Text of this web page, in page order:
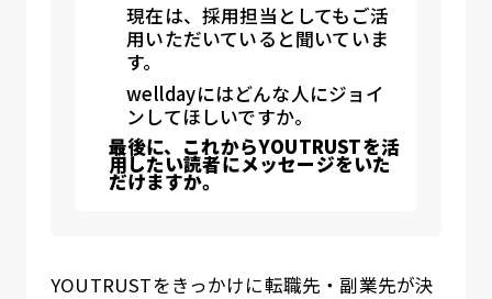
現在は、採用担当としてもご活
用いただいていると聞いていま
す。
welldayにはどんな人にジョイ
ンしてほしいですか。
最後に、これからYOUTRUSTを活
用したい読者にメッセージをいた
だけますか。
YOUTRUSTをきっかけに転職先・副業先が決